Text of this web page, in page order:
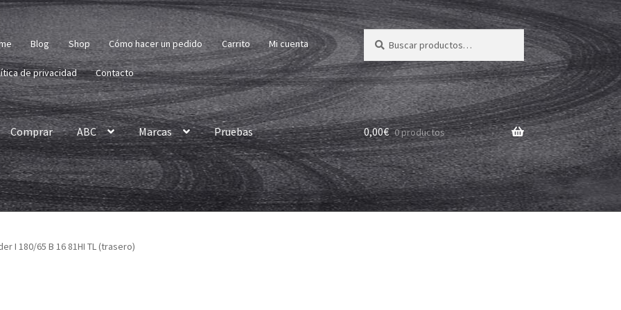
Blog Shop Cómo hacer un pedido Carrito Mi cuenta
de privacidad Contacto
Buscar
por:
Buscar
Comprar ABC Marcas Pruebas 0,00€ 0 productos
I 180/65 B 16 81HI TL (trasero)